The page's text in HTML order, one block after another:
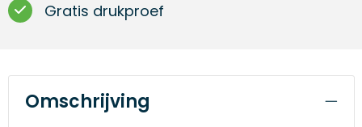
Gratis drukproef
Omschrijving